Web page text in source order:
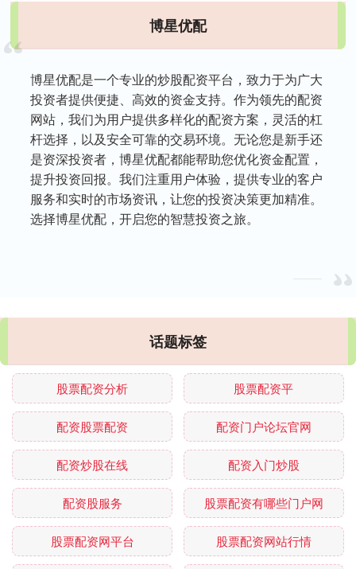
博星优配
博星优配是一个专业的炒股配资平台，致力于为广大
投资者提供便捷、高效的资金支持。作为领先的配资
网站，我们为用户提供多样化的配资方案，灵活的杠
杆选择，以及安全可靠的交易环境。无论您是新手还
是资深投资者，博星优配都能帮助您优化资金配置，
提升投资回报。我们注重用户体验，提供专业的客户
服务和实时的市场资讯，让您的投资决策更加精准。
选择博星优配，开启您的智慧投资之旅。
话题标签
股票配资分析 股票配资平
配资股票配资 配资门户论坛官网
配资炒股在线 配资入门炒股
配资股服务 股票配资有哪些门户网
股票配资网平台 股票配资网站行情